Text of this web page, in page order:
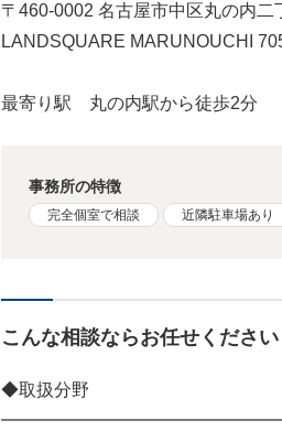
〒460-0002 名古屋市中区丸の内二
LANDSQUARE MARUNOUCHI
最寄り駅 丸の内駅から徒歩2分
事務所の特徴
完全個室で相談 近隣駐車場あり
こんな相談ならお任せください
◆取扱分野